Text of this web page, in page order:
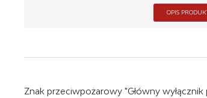
OPIS
Znak przeciwpożarowy "Główny wyłącznik